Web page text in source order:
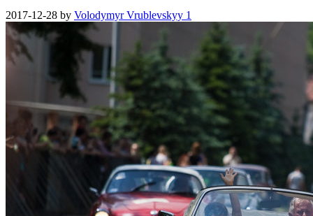
2017-12-28 by Volodymyr Vrublevskyy 1